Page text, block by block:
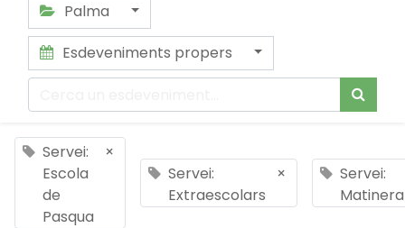
Palma
Esdeveniments propers
Servei:
Escola
de
Pasqua
×
Servei:
Extraescolars
×
Servei:
Matinera